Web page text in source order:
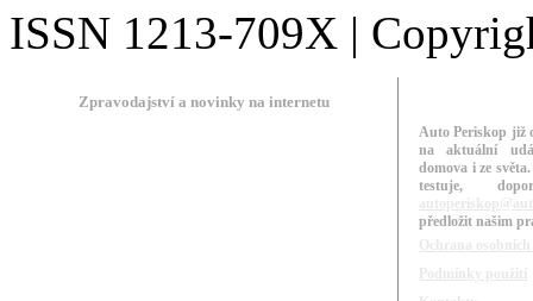
ISSN 1213-709X |
Zpravodajství a novinky na internetu
Auto Periskop již
na aktuální
domova i ze
testuje,
předložit našim